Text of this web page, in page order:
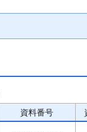
資料番号